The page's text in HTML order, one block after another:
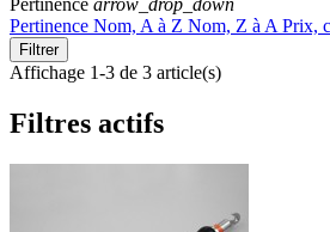
Pertinence arrow_drop_down
Pertinence Nom, A à Z Nom, Z à A Prix,
Filtrer
Affichage 1-3 de 3 article(s)
Filtres actifs